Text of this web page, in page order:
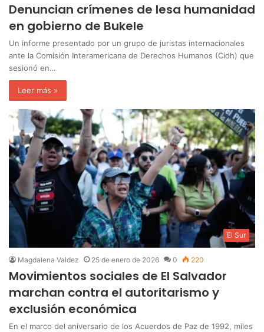
Denuncian crímenes de lesa humanidad
en gobierno de Bukele
‎Un informe presentado por un grupo de juristas internacionales
ante la Comisión Interamericana de Derechos Humanos (Cidh) que
sesionó en…
Leer más »
El Sur
Magdalena Valdez 25 de enero de 2026 0 220
Movimientos sociales de El Salvador
marchan contra el autoritarismo y
exclusión económica
En el marco del aniversario de los Acuerdos de Paz de 1992, miles